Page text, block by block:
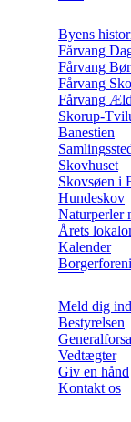
Byens
Fårvang
Fårvang
Fårvang
Fårvang
Skorup-
Banestien
Skovhuset
Skovsøen i
Hundeskov
Naturperler
Årets
Kalender
Meld dig ind
Bestyrelsen
Vedtægter
Giv en hånd
Kontakt os